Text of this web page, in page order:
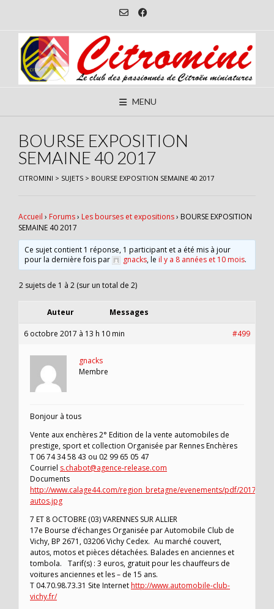
content
MENU
BOURSE EXPOSITION
SEMAINE 40 2017
CITROMINI > SUJETS > BOURSE EXPOSITION SEMAINE 40 2017
Accueil › Forums› Les bourses et expositions› BOURSE EXPOSITION
SEMAINE 40 2017
Ce sujet contient 1 réponse, 1 participant et a été mis à jour
pour la dernière fois par
gnacks, leil y a 8 années et 10 mois.
2 sujets de 1 à 2 (sur un total de 2)
Auteur Messages
6 octobre 2017 à 13 h 10 min #499
gnacks
Membre
Bonjour à tous
Vente aux enchères 2° Edition de la vente automobiles de
prestige, sport et collection Organisée par Rennes Enchères
T 06 74 34 58 43 ou 02 99 65 05 47
Courriel s.chabot@agence-release.com
Documents
http://www.calage44.com/region_bretagne/evenements/pdf/
autos.jpg
7 ET 8 OCTOBRE (03) VARENNES SUR ALLIER
17e Bourse d’échanges Organisée par Automobile Club de
Vichy, BP 2671, 03206 Vichy Cedex. Au marché couvert,
autos, motos et pièces détachées. Balades en anciennes et
tombola. Tarif(s) : 3 euros, gratuit pour les chauffeurs de
voitures anciennes et les – de 15 ans.
T 04.70.98.73.31 Site Internethttp://www.automobile-club-
vichy.fr/